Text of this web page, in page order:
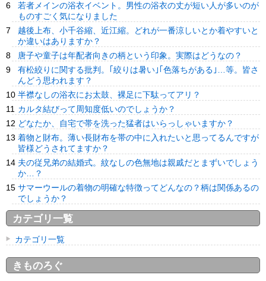
若者メインの浴衣イベント。男性の浴衣の丈が短い人が多いのが
ものすごく気になりました
越後上布、小千谷縮、近江縮。どれが一番涼しいとか着やすいと
か違いはありますか？
唐子や童子は年配者向きの柄という印象。実際はどうなの？
有松絞りに関する批判。｢絞りは暑い｣｢色落ちがある｣…等。皆さ
んどう思われます？
半襟なしの浴衣にお太鼓、裸足に下駄ってアリ？
カルタ結びって周知度低いのでしょうか？
どなたか、自宅で帯を洗った猛者はいらっしゃいますか？
着物と財布。薄い長財布を帯の中に入れたいと思ってるんですが
皆様どうされてますか？
夫の従兄弟の結婚式。紋なしの色無地は親戚だとまずいでしょう
か…？
サマーウールの着物の明確な特徴ってどんなの？柄は関係あるの
でしょうか？
カテゴリ一覧
カテゴリ一覧
きものろぐ